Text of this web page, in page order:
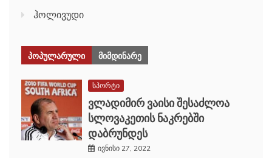
ჰოლივუდი
ᲞᲝᲞᲣᲚᲐᲠᲣᲚᲘ ᲛᲘᲛᲓᲘᲜᲐᲠᲔ
სპორტი
ვლადიმირ ვაისი შესაძლოა
სლოვაკეთის ნაკრებში
დაბრუნდეს
ივნისი 27, 2022